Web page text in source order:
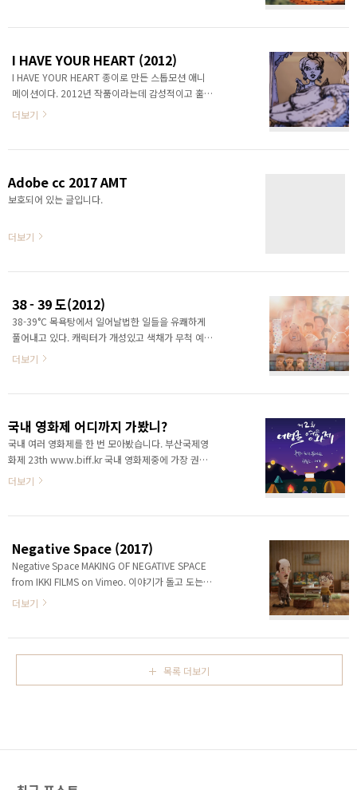
알았다. TWININGS BTS from Parabella on
Vimeo.
I HAVE YOUR HEART (2012)
I HAVE YOUR HEART 종이로 만든 스톱모션 애니
메이션이다. 2012년 작품이라는데 감성적이고 훌륭
하다. 다른 단편에 비해서 제법 긴것 같다. 크라우드
더보기
Adobe cc 2017 AMT
보호되어 있는 글입니다.
더보기
38 - 39 도(2012)
38-39°C 목욕탕에서 일어날법한 일들을 유쾌하게
풀어내고 있다. 캐릭터가 개성있고 색채가 무척 예쁘
다. 물은 어떻게 표현했을까 궁금하기도 하다. 종이
더보기
국내 영화제 어디까지 가봤니?
국내 여러 영화제를 한 번 모아봤습니다. 부산국제영
화제 23th www.biff.kr 국내 영화제중에 가장 권위
있고(?) 오래된 영화제입니다. 필름마켓성격이 강하
한번밖에 안가봐서.. 잘 몰라요. 부천국제판타스틱영
화제 22th www.bifan.kr 국내 영화제중에서 가장
재밌는 영화제입니다. 재미있다는 게 그러니까, 지루
하지 않다는 말입니다. ㅎㅎ; 판타지 영화라는 분야
에 특정되는데 '호러'영화가 옛날부터 강세입니다.
한 네댓번 간거 같은데 요즘은 프로그램이 어떠려나.
더보기
Negative Space (2017)
Negative Space MAKING OF NEGATIVE SPACE
from IKKI FILMS on Vimeo. 이야기가 돌고 도는
(?) 순환적인 구조를 갖고 있어서 정서적인 느낌은
장히 헷갈린다. 아빠가 대머리란 것만 주의해서 보면
더보기
목록 더보기